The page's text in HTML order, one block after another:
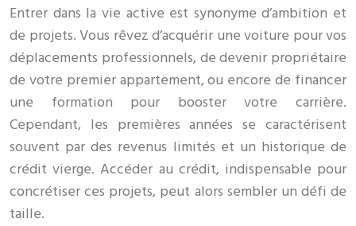
Entrer dans la vie active est synonyme d’ambition et
de projets. Vous rêvez d’acquérir une voiture pour vos
déplacements professionnels, de devenir propriétaire
de votre premier appartement, ou encore de financer
une formation pour booster votre carrière.
Cependant, les premières années se caractérisent
souvent par des revenus limités et un historique de
crédit vierge. Accéder au crédit, indispensable pour
concrétiser ces projets, peut alors sembler un défi de
taille.